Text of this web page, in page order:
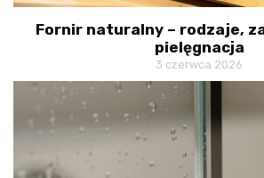
Fornir naturalny – rodzaje,
pielęgnacja
3 czerwca 2026